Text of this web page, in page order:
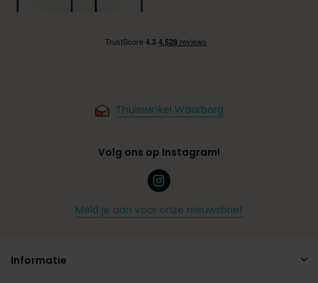
Thuiswinkel Waarborg
Volg ons op Instagram!
Meld je aan voor onze nieuwsbrief
Informatie